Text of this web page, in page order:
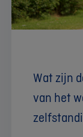
Wat zijn
van het